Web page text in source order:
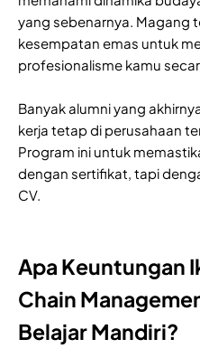
yang sebenarnya. Magang
kesempatan emas untuk
profesionalisme kamu
Banyak alumni yang
kerja tetap di perusahaan
Program ini untuk
dengan sertifikat, tapi
CV.
Apa Keuntungan
Chain
Belajar Mandiri?